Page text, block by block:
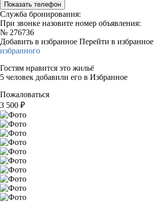
Показать телефон
Служба бронирования:
При звонке назовите номер объявления:
№ 276736
Добавить в избранное Перейти в избранное
избранного
Гостям нравится это жильё
5 человек добавили его в Избранное
Пожаловаться
3 500 ₽